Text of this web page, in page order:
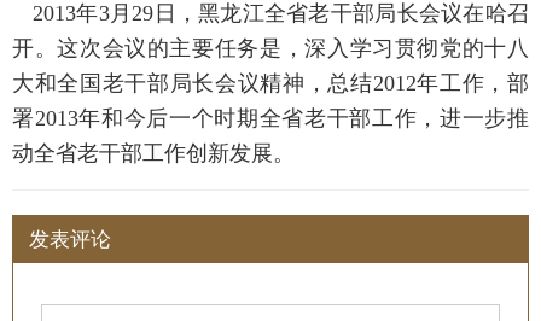
2013年3月29 日，黑龙江全省老干部局长会议在哈召
开。这次会议的主要任务是，深入学习贯彻党的十八
大和全国老干部局长会议精神，总结2012年工作，部
署2013年和今后一个时期全省老干部工作，进一步推
动全省老干部工作创新发展。
发表评论